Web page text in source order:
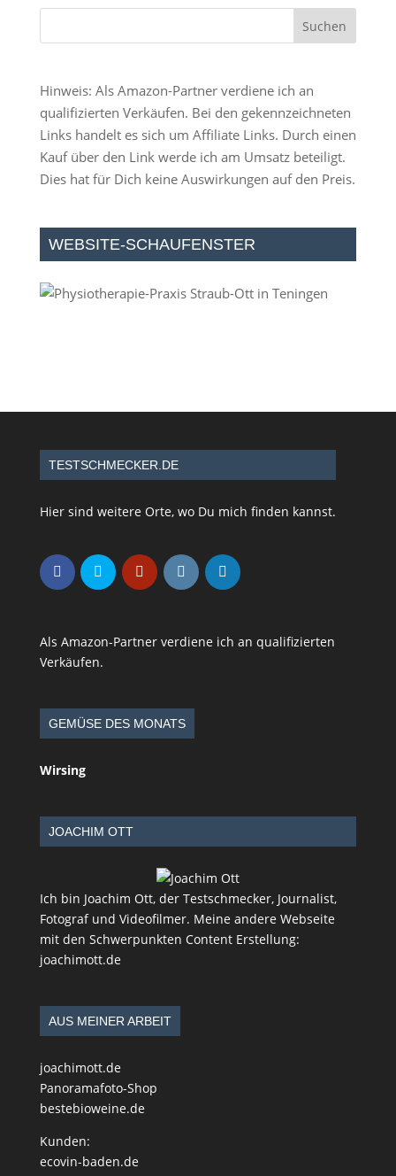
Hinweis: Als Amazon-Partner verdiene ich an
qualifizierten Verkäufen. Bei den gekennzeichneten
Links handelt es sich um Affiliate Links. Durch einen
Kauf über den Link werde ich am Umsatz beteiligt.
Dies hat für Dich keine Auswirkungen auf den Preis.
WEBSITE-SCHAUFENSTER
TESTSCHMECKER.DE
Hier sind weitere Orte, wo Du mich finden kannst.
Als Amazon-Partner verdiene ich an qualifizierten
Verkäufen.
GEMÜSE DES MONATS
Wirsing
JOACHIM OTT
Ich bin Joachim Ott, der Testschmecker, Journalist,
Fotograf und Videofilmer. Meine andere Webseite
mit den Schwerpunkten Content Erstellung:
joachimott.de
AUS MEINER ARBEIT
joachimott.de
Panoramafoto-Shop
bestebioweine.de
Kunden:
ecovin-baden.de